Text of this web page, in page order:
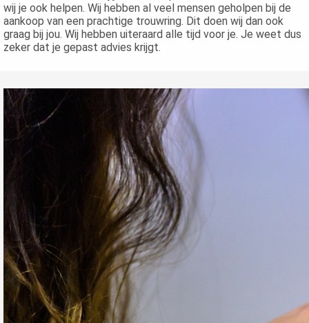
wij je ook helpen. Wij hebben al veel mensen geholpen bij de
aankoop van een prachtige trouwring. Dit doen wij dan ook
graag bij jou. Wij hebben uiteraard alle tijd voor je. Je weet dus
zeker dat je gepast advies krijgt.